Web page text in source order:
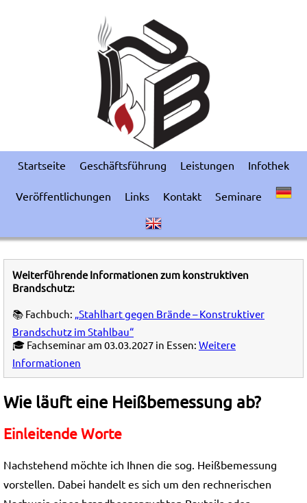
Startseite Geschäftsführung Leistungen Infothek
Veröffentlichungen Links Kontakt Seminare
Weiterführende Informationen zum konstruktiven
Brandschutz:
📚 Fachbuch: „Stahlhart gegen Brände – Konstruktiver
Brandschutz im Stahlbau“
🎓 Fachseminar am 03.03.2027 in Essen: Weitere
Informationen
Wie läuft eine Heißbemessung ab?
Einleitende Worte
Nachstehend möchte ich Ihnen die sog. Heißbemessung
vorstellen. Dabei handelt es sich um den rechnerischen